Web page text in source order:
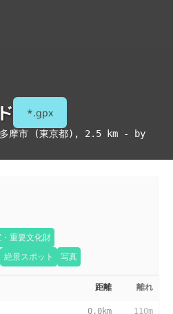
*.gpx
多摩市 (東京都) , 2.5 km - by
重要文化財
絶景スポット 写真
距離 離れ
0.0km 110m